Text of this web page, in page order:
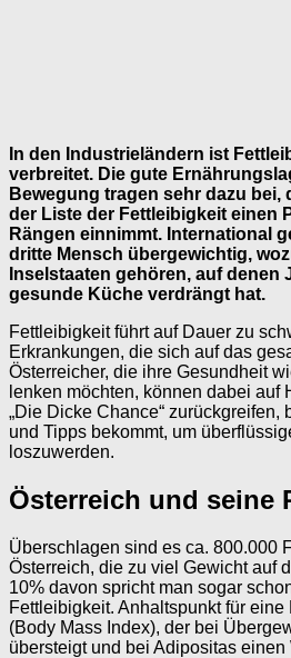
In den Industrieländern ist
verbreitet. Die gute
Bewegung tragen sehr dazu bei,
der Liste der Fettleibigkeit einen
Rängen einnimmt. International
dritte Mensch übergewichtig,
Inselstaaten gehören, auf
gesunde Küche verdrängt hat.
Fettleibigkeit führt auf Dauer zu
Erkrankungen, die sich auf das
Österreicher, die ihre Gesundheit
lenken möchten, können dabei auf
„Die Dicke Chance“ zurückgreifen,
und Tipps bekommt, um
loszuwerden.
Österreich und seine
Überschlagen sind es ca. 800.000
Österreich, die zu viel Gewicht auf
10% davon spricht man sogar
Fettleibigkeit. Anhaltspunkt für eine
(Body Mass Index), der bei
übersteigt und bei Adipositas einen